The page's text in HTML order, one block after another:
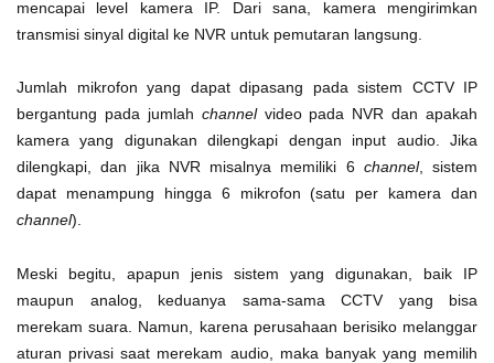
mencapai level kamera IP. Dari sana, kamera mengirimkan
transmisi sinyal digital ke NVR untuk pemutaran langsung.
Jumlah mikrofon yang dapat dipasang pada sistem CCTV IP
bergantung pada jumlah channelvideo pada NVR dan apakah
kamera yang digunakan dilengkapi dengan input audio. Jika
dilengkapi, dan jika NVR misalnya memiliki 6 channel, sistem
dapat menampung hingga 6 mikrofon (satu per kamera dan
channel).
Meski begitu, apapun jenis sistem yang digunakan, baik IP
maupun analog, keduanya sama-sama CCTV yang bisa
merekam suara. Namun, karena perusahaan berisiko melanggar
aturan privasi saat merekam audio, maka banyak yang memilih